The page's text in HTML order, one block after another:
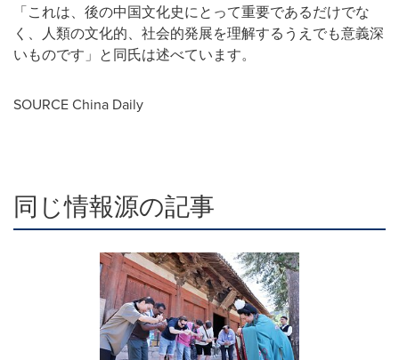
「これは、後の中国文化史にとって重要であるだけでな
く、人類の文化的、社会的発展を理解するうえでも意義深
いものです」と同氏は述べています。
SOURCEChina Daily
同じ情報源の記事